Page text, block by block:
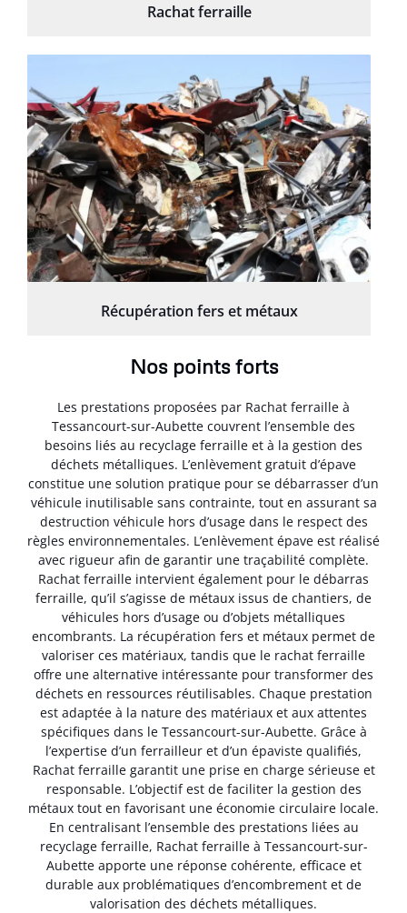
Rachat ferraille
Récupération fers et métaux
Nos points forts
Les prestations proposées par Rachat ferraille à
Tessancourt-sur-Aubette couvrent l’ensemble des
besoins liés au recyclage ferraille et à la gestion des
déchets métalliques. L’enlèvement gratuit d’épave
constitue une solution pratique pour se débarrasser d’un
véhicule inutilisable sans contrainte, tout en assurant sa
destruction véhicule hors d’usage dans le respect des
règles environnementales. L’enlèvement épave est réalisé
avec rigueur afin de garantir une traçabilité complète.
Rachat ferraille intervient également pour le débarras
ferraille, qu’il s’agisse de métaux issus de chantiers, de
véhicules hors d’usage ou d’objets métalliques
encombrants. La récupération fers et métaux permet de
valoriser ces matériaux, tandis que le rachat ferraille
offre une alternative intéressante pour transformer des
déchets en ressources réutilisables. Chaque prestation
est adaptée à la nature des matériaux et aux attentes
spécifiques dans le Tessancourt-sur-Aubette. Grâce à
l’expertise d’un ferrailleur et d’un épaviste qualifiés,
Rachat ferraille garantit une prise en charge sérieuse et
responsable. L’objectif est de faciliter la gestion des
métaux tout en favorisant une économie circulaire locale.
En centralisant l’ensemble des prestations liées au
recyclage ferraille, Rachat ferraille à Tessancourt-sur-
Aubette apporte une réponse cohérente, efficace et
durable aux problématiques d’encombrement et de
valorisation des déchets métalliques.